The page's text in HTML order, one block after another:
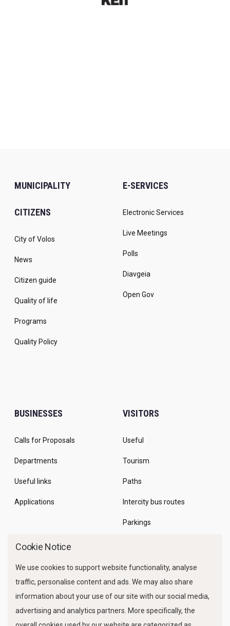
MUNICIPALITY
CITIZENS
City of Volos
News
Citizen guide
Quality of life
Programs
Quality Policy
E-SERVICES
Electronic Services
Live Meetings
Polls
Diavgeia
Open Gov
BUSINESSES
Calls for Proposals
Departments
Useful links
Applications
VISITORS
Useful
Tourism
Paths
Intercity bus routes
Parkings
Cookie Notice
We use cookies to support website functionality, analyse
traffic, personalise content and ads. We may also share
information about your use of our site with our social media,
advertising and analytics partners. More specifically, the